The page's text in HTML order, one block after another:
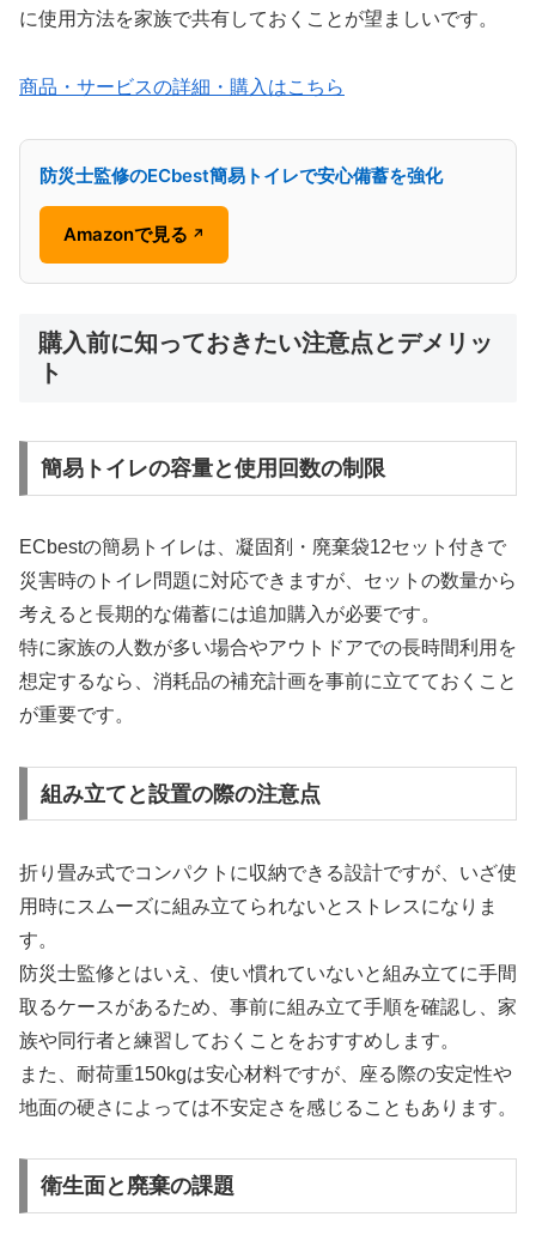
に使用方法を家族で共有しておくことが望ましいです。
商品・サービスの詳細・購入はこちら
防災士監修のECbest簡易トイレで安心備蓄を強化
Amazonで見る ↗
購入前に知っておきたい注意点とデメリッ
ト
簡易トイレの容量と使用回数の制限
ECbestの簡易トイレは、凝固剤・廃棄袋12セット付きで
災害時のトイレ問題に対応できますが、セットの数量から
考えると長期的な備蓄には追加購入が必要です。
特に家族の人数が多い場合やアウトドアでの長時間利用を
想定するなら、消耗品の補充計画を事前に立てておくこと
が重要です。
組み立てと設置の際の注意点
折り畳み式でコンパクトに収納できる設計ですが、いざ使
用時にスムーズに組み立てられないとストレスになりま
す。
防災士監修とはいえ、使い慣れていないと組み立てに手間
取るケースがあるため、事前に組み立て手順を確認し、家
族や同行者と練習しておくことをおすすめします。
また、耐荷重150kgは安心材料ですが、座る際の安定性や
地面の硬さによっては不安定さを感じることもあります。
衛生面と廃棄の課題